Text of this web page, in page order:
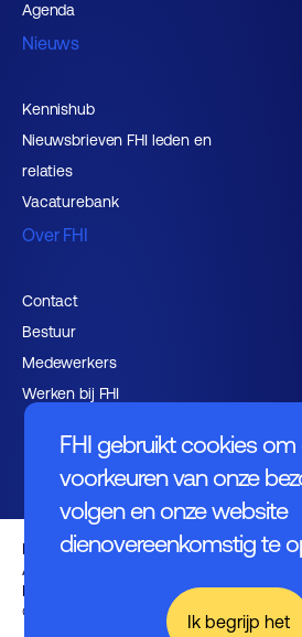
FHI gebruikt cookies om
voorkeuren van onze
volgen en onze website
dienovereenkomstig te
Ik begrijp het
Agenda
Nieuws
Kennishub
Nieuwsbrieven FHI leden en
relaties
Vacaturebank
Over FHI
Contact
Bestuur
Medewerkers
Werken bij FHI
Privacybeleid
Algemene voorwaarden
Disclaimer
© FHI 2026